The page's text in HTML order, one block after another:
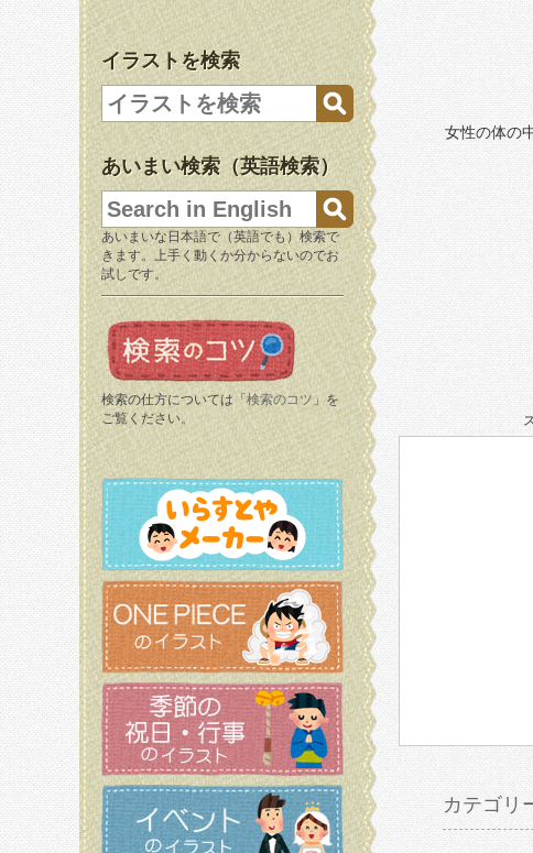
イラストを検索
あいまい検索（英語検索）
あいまいな日本語で（英語でも）検索で
きます。上手く動くか分からないのでお
試しです。
検索の仕方については「 検索のコツ 」を
ご覧ください。
女性の体の
カテゴリ